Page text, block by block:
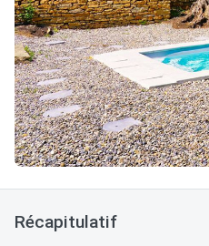
Récapitulatif